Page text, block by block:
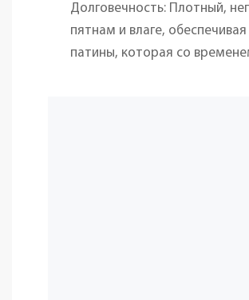
Долговечность: Плотный,
пятнам и влаге,
патины, которая со